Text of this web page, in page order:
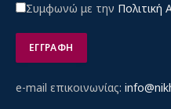
Συμφωνώ με την Πολιτική
e-mail επικοινωνίας: